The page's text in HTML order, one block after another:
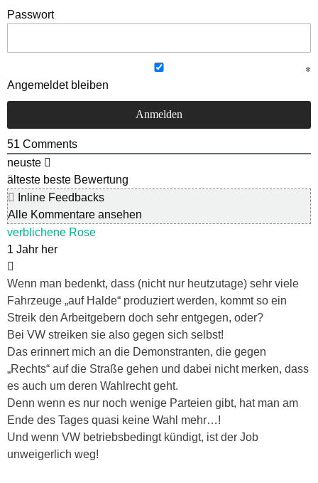
Passwort
Angemeldet bleiben
51 Comments
neuste
älteste beste Bewertung
Inline Feedbacks
Alle Kommentare ansehen
verblichene Rose
1 Jahr her
Wenn man bedenkt, dass (nicht nur heutzutage) sehr viele
Fahrzeuge „auf Halde“ produziert werden, kommt so ein
Streik den Arbeitgebern doch sehr entgegen, oder?
Bei VW streiken sie also gegen sich selbst!
Das erinnert mich an die Demonstranten, die gegen
„Rechts“ auf die Straße gehen und dabei nicht merken, dass
es auch um deren Wahlrecht geht.
Denn wenn es nur noch wenige Parteien gibt, hat man am
Ende des Tages quasi keine Wahl mehr…!
Und wenn VW betriebsbedingt kündigt, ist der Job
unweigerlich weg!